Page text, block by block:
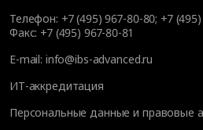
Телефон: +7 (495) 967-80-80; +7
Факс: +7 (495) 967-80-81
E-mail: info@ibs-advanced.ru
ИТ-аккредитация
Персональные данные и правовые